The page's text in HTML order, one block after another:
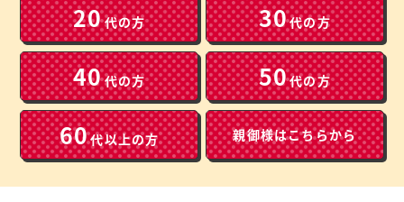
20代の方 30代の方
40代の方 50代の方
60代以上の方 親御様はこちらから